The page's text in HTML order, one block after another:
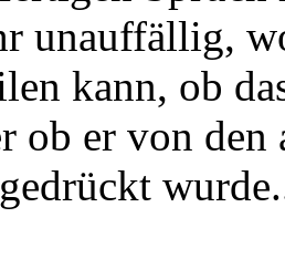
unauffällig,
kann, ob
ob er von den